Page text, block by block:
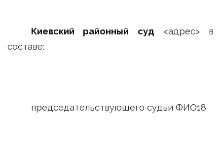
Киевский районный суд <адрес> в
составе:
председательствующего судьи ФИО18